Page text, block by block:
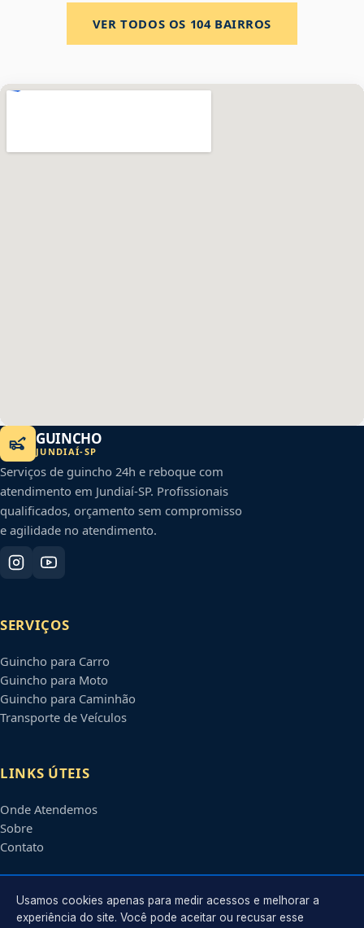
VER TODOS OS 104BAIRROS
GUINCHO
JUNDIAÍ-SP
Serviços de guincho 24h e reboque com
atendimento em Jundiaí-SP. Profissionais
qualificados, orçamento sem compromisso
e agilidade no atendimento.
SERVIÇOS
Guincho para Carro
Guincho para Moto
Guincho para Caminhão
Transporte de Veículos
LINKS ÚTEIS
Onde Atendemos
Sobre
Contato
CONTATO
Usamos cookies apenas para medir acessos e melhorar a
experiência do site. Você pode aceitar ou recusar esse